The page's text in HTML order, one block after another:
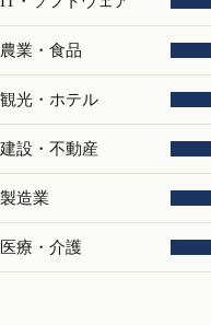
農業・食品
観光・ホテル
建設・不動産
製造業
医療・介護